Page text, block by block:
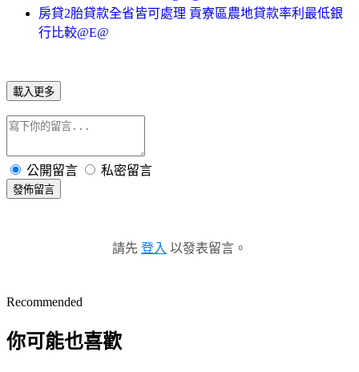
房貸2胎貸款全省皆可處理 貢寮區農地貸款率利最低銀
行比較@E@
載入更多
公開留言 私密留言
發佈留言
請先 登入 以發表留言。
Recommended
你可能也喜歡